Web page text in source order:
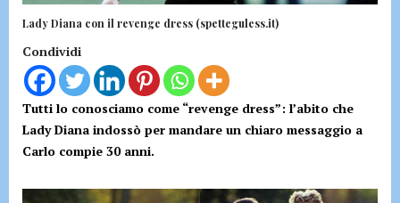
Lady Diana con il revenge dress (spetteguless.it)
Condividi
Tutti lo conosciamo come “revenge dress”: l’abito che
Lady Diana indossò per mandare un chiaro messaggio a
Carlo compie 30 anni.